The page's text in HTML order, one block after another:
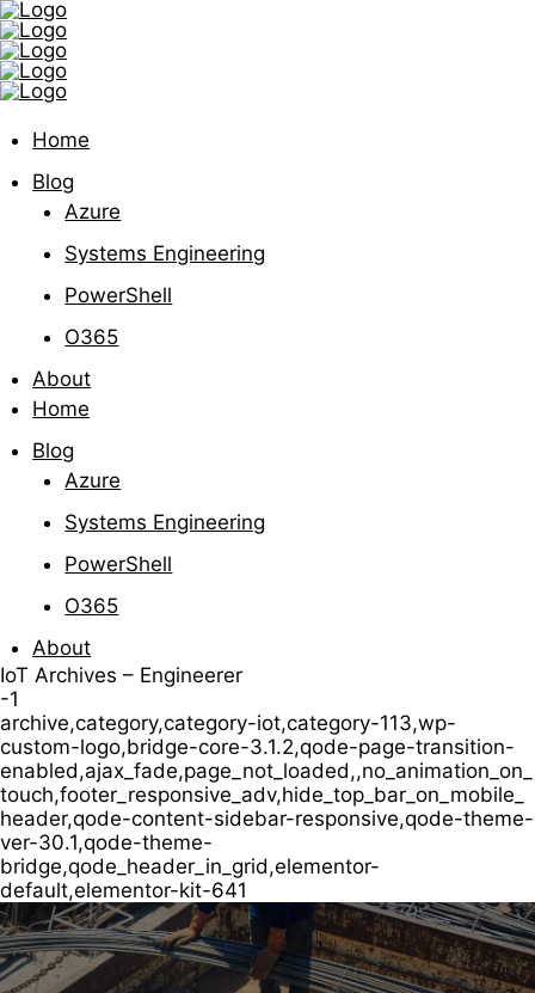
Home
Blog
Azure
Systems Engineering
PowerShell
O365
About
Home
Blog
Azure
Systems Engineering
PowerShell
O365
About
IoT Archives – Engineerer
-1
archive,category,category-iot,category-113,wp-
custom-logo,bridge-core-3.1.2,qode-page-transition-
enabled,ajax_fade,page_not_loaded,,no_animation_on_
touch,footer_responsive_adv,hide_top_bar_on_mobile_
header,qode-content-sidebar-responsive,qode-theme-
ver-30.1,qode-theme-
bridge,qode_header_in_grid,elementor-
default,elementor-kit-641